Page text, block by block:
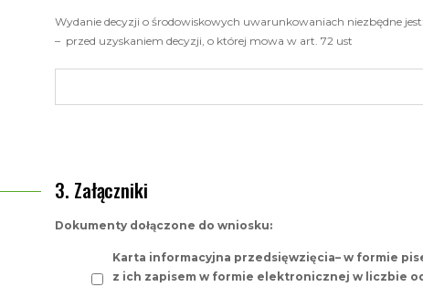
Wydanie decyzji o środowiskowych uwarunkowaniach niezbędne jest:
– przed uzyskaniem decyzji, o której mowa w art. 72 ust
Załączniki
Dokumenty dołączone do wniosku:
Karta informacyjna przedsięwzięcia– w formie
z ich zapisem w formie elektronicznej w liczbie